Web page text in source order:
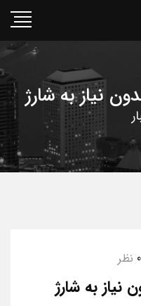
نیاز به شارژ
0 نظر
نیاز به شارژ